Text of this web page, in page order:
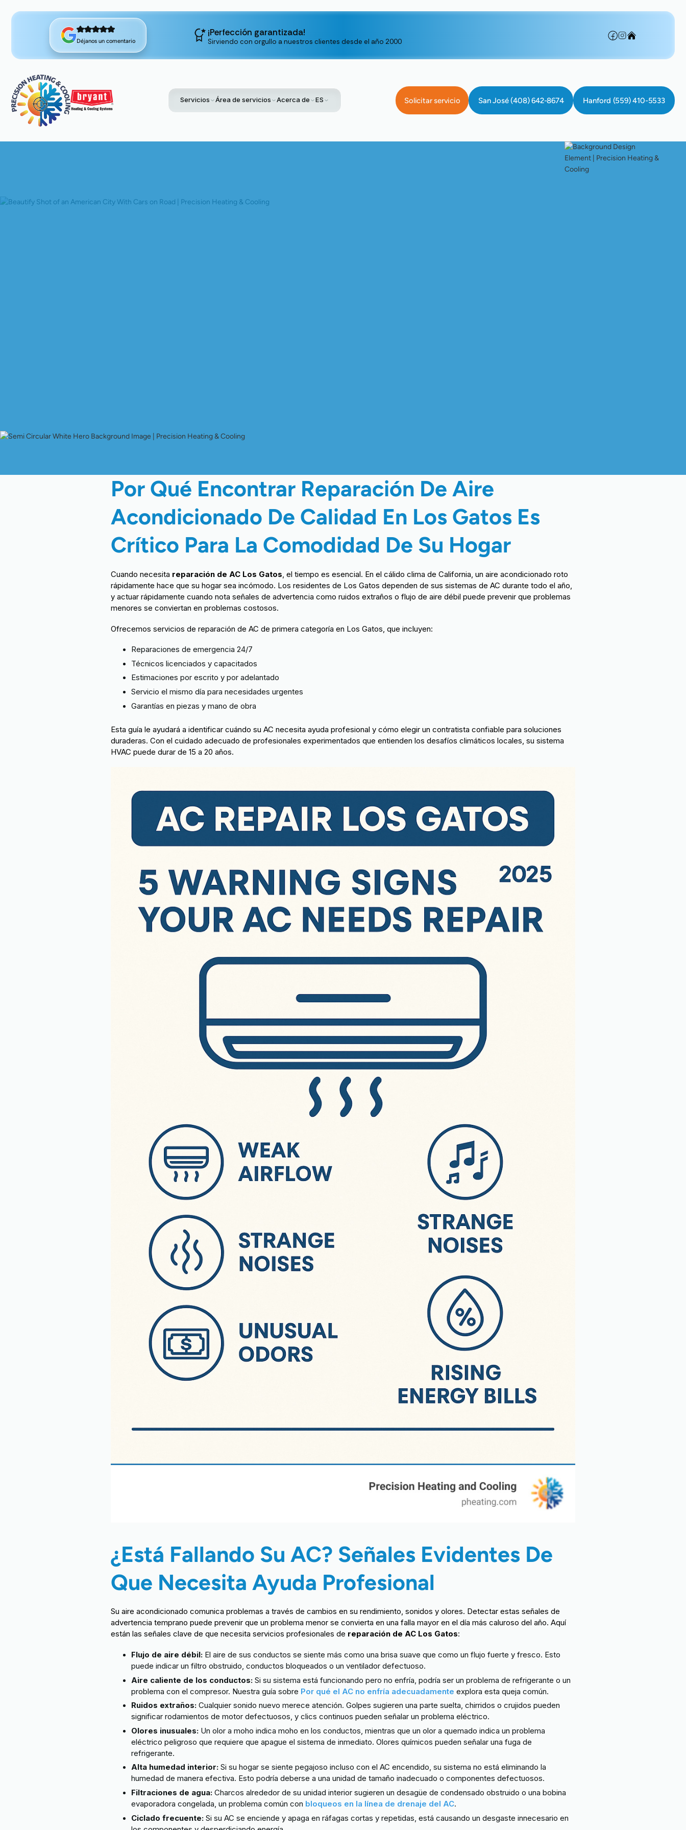
Déjanos un comentario
¡Perfección garantizada!
Sirviendo con orgullo a nuestros clientes desde el año 2000
Servicios Área de servicios Acerca de ES Solicitar servicio San José (408) 642-8674 Hanford (559) 410-5533
Home Blog La Mejor Reparación De Aire Acondicionado En Los Gatos: Qué Buscar En Un Proveedor De Servicios
Por Qué Encontrar Reparación De Aire
Acondicionado De Calidad En Los Gatos Es
Crítico Para La Comodidad De Su Hogar
Cuando necesita reparación de AC Los Gatos, el tiempo es esencial. En el cálido clima de California, un aire acondicionado roto
rápidamente hace que su hogar sea incómodo. Los residentes de Los Gatos dependen de sus sistemas de AC durante todo el año,
y actuar rápidamente cuando nota señales de advertencia como ruidos extraños o flujo de aire débil puede prevenir que problemas
menores se conviertan en problemas costosos.
Ofrecemos servicios de reparación de AC de primera categoría en Los Gatos, que incluyen:
Reparaciones de emergencia 24/7
Técnicos licenciados y capacitados
Estimaciones por escrito y por adelantado
Servicio el mismo día para necesidades urgentes
Garantías en piezas y mano de obra
Esta guía le ayudará a identificar cuándo su AC necesita ayuda profesional y cómo elegir un contratista confiable para soluciones
duraderas. Con el cuidado adecuado de profesionales experimentados que entienden los desafíos climáticos locales, su sistema
HVAC puede durar de 15 a 20 años.
¿Está Fallando Su AC? Señales Evidentes De
Que Necesita Ayuda Profesional
Su aire acondicionado comunica problemas a través de cambios en su rendimiento, sonidos y olores. Detectar estas señales de
advertencia temprano puede prevenir que un problema menor se convierta en una falla mayor en el día más caluroso del año. Aquí
están las señales clave de que necesita servicios profesionales de reparación de AC Los Gatos:
Flujo de aire débil: El aire de sus conductos se siente más como una brisa suave que como un flujo fuerte y fresco. Esto
puede indicar un filtro obstruido, conductos bloqueados o un ventilador defectuoso.
Aire caliente de los conductos: Si su sistema está funcionando pero no enfría, podría ser un problema de refrigerante o un
problema con el compresor. Nuestra guía sobre Por qué el AC no enfría adecuadamente explora esta queja común.
Ruidos extraños: Cualquier sonido nuevo merece atención. Golpes sugieren una parte suelta, chirridos o crujidos pueden
significar rodamientos de motor defectuosos, y clics continuos pueden señalar un problema eléctrico.
Olores inusuales: Un olor a moho indica moho en los conductos, mientras que un olor a quemado indica un problema
eléctrico peligroso que requiere que apague el sistema de inmediato. Olores químicos pueden señalar una fuga de
refrigerante.
Alta humedad interior: Si su hogar se siente pegajoso incluso con el AC encendido, su sistema no está eliminando la
humedad de manera efectiva. Esto podría deberse a una unidad de tamaño inadecuado o componentes defectuosos.
Filtraciones de agua: Charcos alrededor de su unidad interior sugieren un desagüe de condensado obstruido o una bobina
evaporadora congelada, un problema común con bloqueos en la línea de drenaje del AC.
Ciclado frecuente: Si su AC se enciende y apaga en ráfagas cortas y repetidas, está causando un desgaste innecesario en